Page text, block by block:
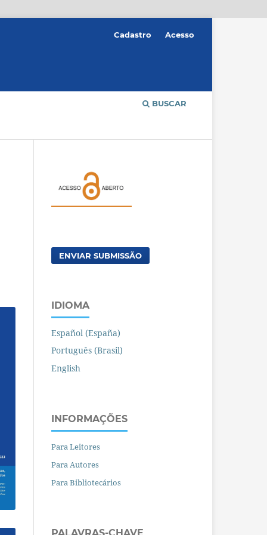
BUSCAR
Cadastro Acesso
ENVIAR SUBMISSÃO
IDIOMA
Español (España)
Português (Brasil)
English
INFORMAÇÕES
Para Leitores
Para Autores
Para Bibliotecários